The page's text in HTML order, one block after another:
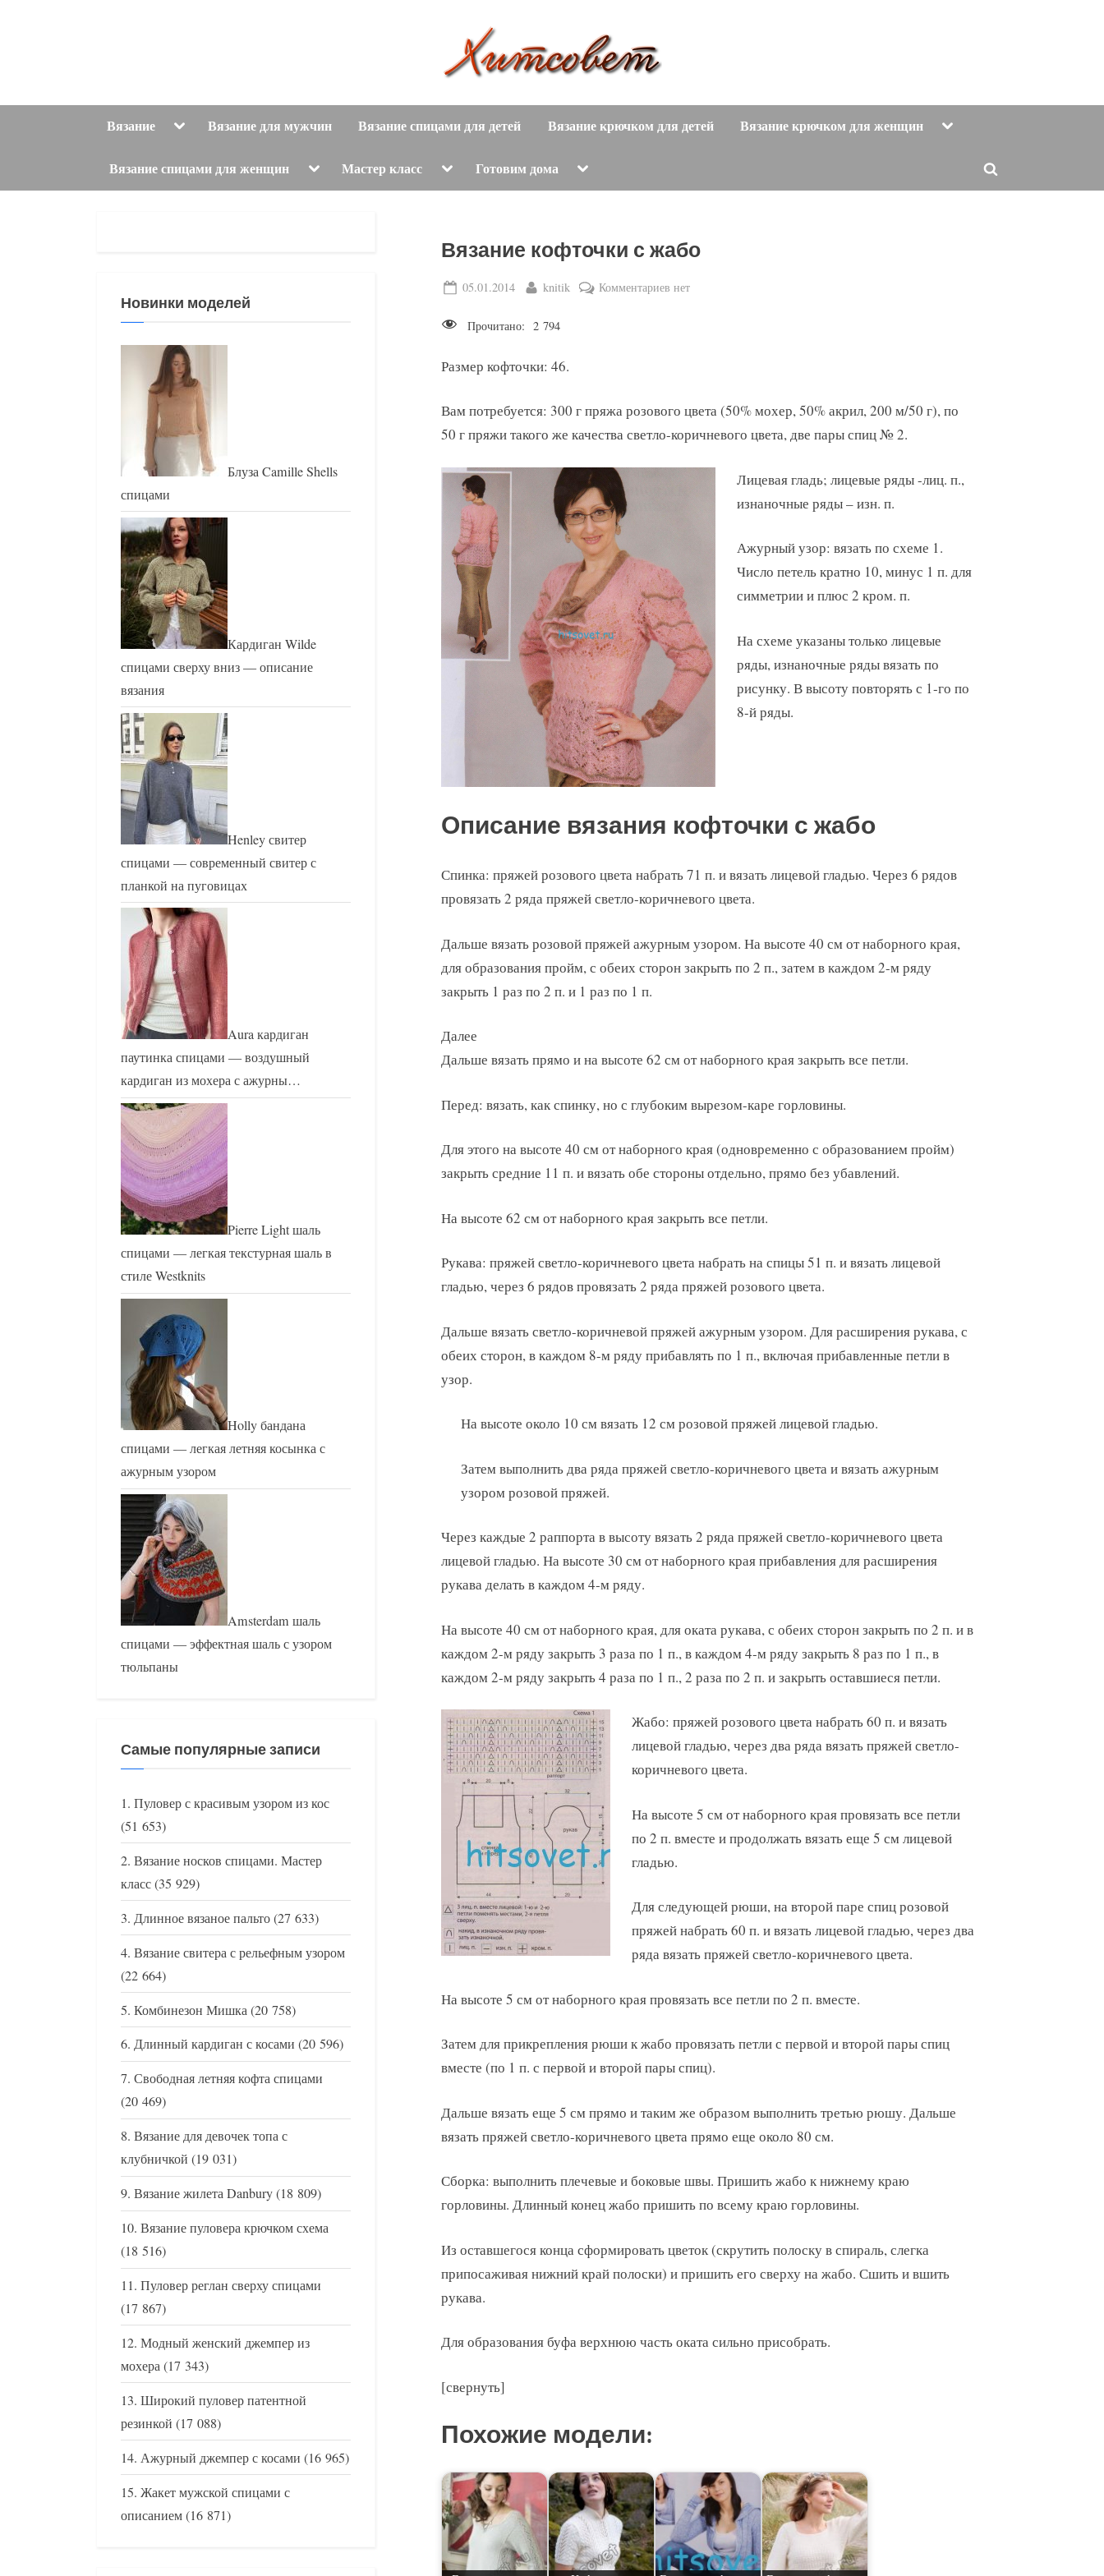
и
т
о
в
е
т
вязание
с
описанием
и
Вязание ToggleВязание для мужчин Вязание спицами для детей Вязание крючком для детей Вязание крючком для женщин Toggle
Вязание спицами для женщин Toggle
menu
Мастер класс Toggle
menu
Готовим дома Toggle
menu
Toggle
Вязание кофточки с жабо
Posted
05.01.2014 By
knitik Комментариев кнет
Прочитано: 2 794
Размер кофточки: 46.
Вам потребуется: 300 г пряжа розового цвета (50% мохер, 50% акрил, 200 м/50 г), по
50 г пряжи такого же качества светло-коричневого цвета, две пары спиц № 2.
Лицевая гладь; лицевые ряды -лиц. п.,
изнаночные ряды – изн. п.
Ажурный узор: вязать по схеме 1.
Число петель кратно 10, минус 1 п. для
симметрии и плюс 2 кром. п.
На схеме указаны только лицевые
ряды, изнаночные ряды вязать по
рисунку. В высоту повторять с 1-го по
8-й ряды.
Описание вязания кофточки с жабо
Спинка: пряжей розового цвета набрать 71 п. и вязать лицевой гладью. Через 6 рядов
провязать 2 ряда пряжей светло-коричневого цвета.
Дальше вязать розовой пряжей ажурным узором. На высоте 40 см от наборного края,
для образования пройм, с обеих сторон закрыть по 2 п., затем в каждом 2-м ряду
закрыть 1 раз по 2 п. и 1 раз по 1 п.
Далее
Дальше вязать прямо и на высоте 62 см от наборного края закрыть все петли.
Перед: вязать, как спинку, но с глубоким вырезом-каре горловины.
Для этого на высоте 40 см от наборного края (одновременно с образованием пройм)
закрыть средние 11 п. и вязать обе стороны отдельно, прямо без убавлений.
На высоте 62 см от наборного края закрыть все петли.
Рукава: пряжей светло-коричневого цвета набрать на спицы 51 п. и вязать лицевой
гладью, через 6 рядов провязать 2 ряда пряжей розового цвета.
Дальше вязать светло-коричневой пряжей ажурным узором. Для расширения рукава, с
обеих сторон, в каждом 8-м ряду прибавлять по 1 п., включая прибавленные петли в
узор.
На высоте около 10 см вязать 12 см розовой пряжей лицевой гладью.
Затем выполнить два ряда пряжей светло-коричневого цвета и вязать ажурным
узором розовой пряжей.
Через каждые 2 раппорта в высоту вязать 2 ряда пряжей светло-коричневого цвета
лицевой гладью. На высоте 30 см от наборного края прибавления для расширения
рукава делать в каждом 4-м ряду.
На высоте 40 см от наборного края, для оката рукава, с обеих сторон закрыть по 2 п. и в
каждом 2-м ряду закрыть 3 раза по 1 п., в каждом 4-м ряду закрыть 8 раз по 1 п., в
каждом 2-м ряду закрыть 4 раза по 1 п., 2 раза по 2 п. и закрыть оставшиеся петли.
Жабо: пряжей розового цвета набрать 60 п. и вязать
лицевой гладью, через два ряда вязать пряжей светло-
коричневого цвета.
На высоте 5 см от наборного края провязать все петли
по 2 п. вместе и продолжать вязать еще 5 см лицевой
гладью.
Для следующей рюши, на второй паре спиц розовой
пряжей набрать 60 п. и вязать лицевой гладью, через два
ряда вязать пряжей светло-коричневого цвета.
На высоте 5 см от наборного края провязать все петли по 2 п. вместе.
Затем для прикрепления рюши к жабо провязать петли с первой и второй пары спиц
вместе (по 1 п. с первой и второй пары спиц).
Дальше вязать еще 5 см прямо и таким же образом выполнить третью рюшу. Дальше
вязать пряжей светло-коричневого цвета прямо еще около 80 см.
Сборка: выполнить плечевые и боковые швы. Пришить жабо к нижнему краю
горловины. Длинный конец жабо пришить по всему краю горловины.
Из оставшегося конца сформировать цветок (скрутить полоску в спираль, слегка
припосаживая нижний край полоски) и пришить его сверху на жабо. Сшить и вшить
рукава.
Для образования буфа верхнюю часть оката сильно присобрать.
[свернуть]
Похожие модели:
Новинки моделей
Блуза Camille Shells
спицами
Кардиган Wilde
спицами сверху вниз — описание
вязания
Henley свитер
спицами — современный свитер с
планкой на пуговицах
Aura кардиган
паутинка спицами — воздушный
кардиган из мохера с ажурны…
Pierre Light шаль
спицами — легкая текстурная шаль в
стиле Westknits
Holly бандана
спицами — легкая летняя косынка с
ажурным узором
Amsterdam шаль
спицами — эффектная шаль с узором
тюльпаны
Самые популярные записи
Пуловер с красивым узором из кос
(51 653)
Вязание носков спицами. Мастер
класс(35 929)
Длинное вязаное пальто(27 633)
Вязание свитера с рельефным узором
(22 664)
Комбинезон Мишка(20 758)
Длинный кардиган с косами (20 596)
Свободная летняя кофта спицами
(20 469)
Вязание для девочек топа с
клубничкой (19 031)
Вязание жилета Danbury(18 809)
Вязание пуловера крючком схема
(18 516)
Пуловер реглан сверху спицами
(17 867)
Модный женский джемпер из
мохера(17 343)
Широкий пуловер патентной
резинкой (17 088)
Ажурный джемпер с косами (16 965)
Жакет мужской спицами с
описанием(16 871)